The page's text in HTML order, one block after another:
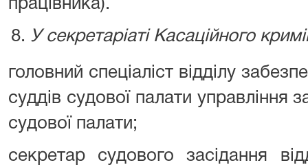
працівника).
У секретаріаті Касаційного
головний спеціаліст відділу
суддів судової палати управління
судової палати;
секретар судового засідання